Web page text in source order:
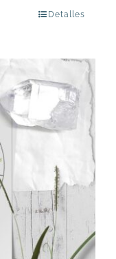
Detalles